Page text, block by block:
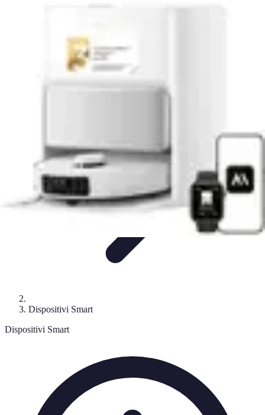
Tecnologia Utilitaria
Dispositivi Smart
Dispositivi Smart